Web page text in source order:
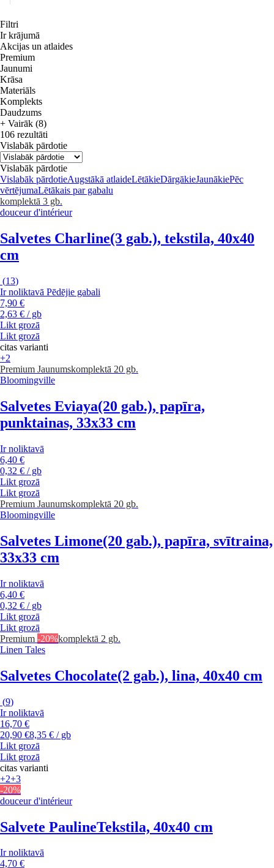
Filtri
Ir krājumā
Akcijas un atlaides
Premium
Jaunumi
Krāsa
Materiāls
Komplekts
Daudzums
+ Vairāk (8)
106 rezultāti
Vislabāk pārdotie
Vislabāk pārdotie
Vislabāk pārdotieAugstākā atlaideLētākieDārgākieJaunākiePēc
vērtējumaLētākais par gabalu
komplektā 3 gb.
douceur d'intérieur
Salvetes Charline(3 gab.), tekstila, 40x40
cm
(13)
Ir noliktavā Pēdējie gabali
7,90 €
2,63 € / gb
Likt grozā
Likt grozā
citas varianti
+2
Premium Jaunumskomplektā 20 gb.
Bloomingville
Salvetes Eviaya(20 gab.), papīra,
punktainas, 33x33 cm
Ir noliktavā
6,40 €
0,32 € / gb
Likt grozā
Likt grozā
Premium Jaunumskomplektā 20 gb.
Bloomingville
Salvetes Limone(20 gab.), papīra, svītraina,
33x33 cm
Ir noliktavā
6,40 €
0,32 € / gb
Likt grozā
Likt grozā
Premium -20%komplektā 2 gb.
Linen Tales
Salvetes Chocolate(2 gab.), lina, 40x40 cm
(9)
Ir noliktavā
16,70 €
20,90 €8,35 € / gb
Likt grozā
Likt grozā
citas varianti
+2+3
-20%
douceur d'intérieur
Salvete PaulineTekstila, 40x40 cm
Ir noliktavā
4,70 €